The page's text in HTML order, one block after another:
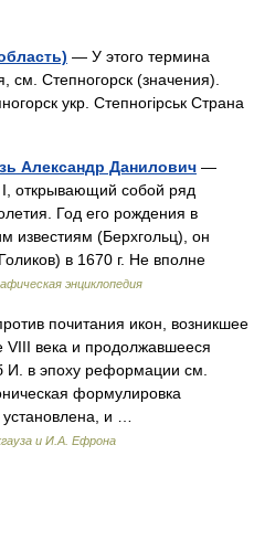
— У этого термина
см. Степногорск (значения).
укр. Степногірськ Страна
Александр Данилович —
открывающий собой ряд
Год его рождения в
известиям (Берхгольц), он
в 1670 г. Не вполне
энциклопедия
почитания икон, возникшее
VIII века и продолжавшееся
И. в эпоху реформации см.
формулировка
и …
и И.А. Ефрона